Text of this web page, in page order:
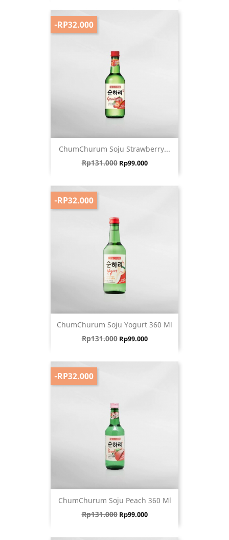
ChumChurum Soju Strawberry...
Harga biasa
Rp131.000 Harga
Rp99.000
-RP32.000
ChumChurum Soju Yogurt 360 Ml
Harga biasa
Rp131.000 Harga
Rp99.000
-RP32.000
ChumChurum Soju Peach 360 Ml
Harga biasa
Rp131.000 Harga
Rp99.000
-RP32.000